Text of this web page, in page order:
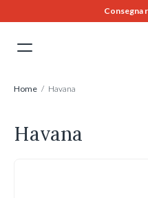
to
Consegna
Home / Havana
Havana